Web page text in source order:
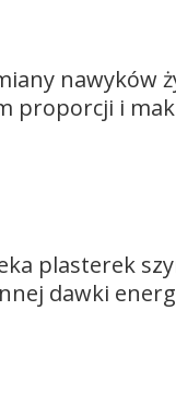
nawyków
i
plasterek
dawki